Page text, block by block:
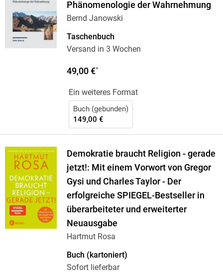
Phänomenologie der Wahrnehmung
Bernd Janowski
Taschenbuch
Versand in 3 Wochen
49,00 €*
Ein weiteres Format
Buch (gebunden)
149,00 €
Demokratie braucht Religion - gerade
jetzt!: Mit einem Vorwort von Gregor
Gysi und Charles Taylor - Der
erfolgreiche SPIEGEL-Bestseller in
überarbeiteter und erweiterter
Neuausgabe
Hartmut Rosa
Buch (kartoniert)
Sofort lieferbar